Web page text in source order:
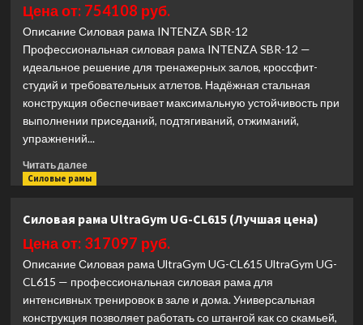
KRAFT
KFPL209
(Лучшая
цена)
Цена от: 754108 руб.
Описание Силовая рама INTENZA SBR-12
Профессиональная силовая рама INTENZA SBR-12 —
идеальное решение для тренажерных залов, кроссфит-
студий и требовательных атлетов. Надёжная стальная
конструкция обеспечивает максимальную устойчивость при
выполнении приседаний, подтягиваний, отжиманий,
упражнений...
Читать далееПрочитать
больше
рама
INTENZA
12
(Лучшая
цена)
Силовые рамы
Силовая рама UltraGym UG-CL615 (Лучшая цена)
Цена от: 317097 руб.
Описание Силовая рама UltraGym UG-CL615 UltraGym UG-
CL615 — профессиональная силовая рама для
интенсивных тренировок в зале и дома. Универсальная
конструкция позволяет работать со штангой как со скамьей,